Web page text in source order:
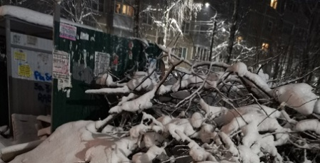
Перейти к основному содержанию